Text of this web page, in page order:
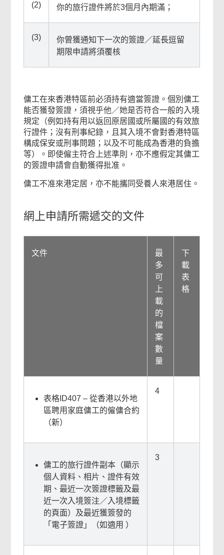
(2) 你的旅行證件將於3個月內期滿；
(3)
你曾獲通知下一次的簽證／延長逗留
期限申請將須覆核
傭工在來香港特區前必須持有適當簽證。個別傭工
能否獲發簽證，須視乎他／她是否符合一般的入境
規定（例如持有用以返回原居國或所屬國的有效旅
行證件；沒有刑事紀錄，且其入境不會對香港特區
構成保安或刑事問題；以及不可能成為香港的負擔
等）。即使僱主符合上述準則，亦不應假定其傭工
的簽證申請會自動獲得批准。
傭工不准來港定居，亦不能攜同受養人來港居住。
網上申請所需遞交的文件
文件
最
多
可
上
載
的
檔
案
數
量
下
載
表
格
表格ID407 – 從香港以外地
區聘用家庭傭工的僱傭合約
（新）
4
傭工的旅行證件副本（顯示
個人資料、相片、證件有效
期、最近一次簽證標籤及最
近一次入境簽注／入境標籤
的頁面）及最近獲簽發的
「電子簽證」（如適用 ）
3